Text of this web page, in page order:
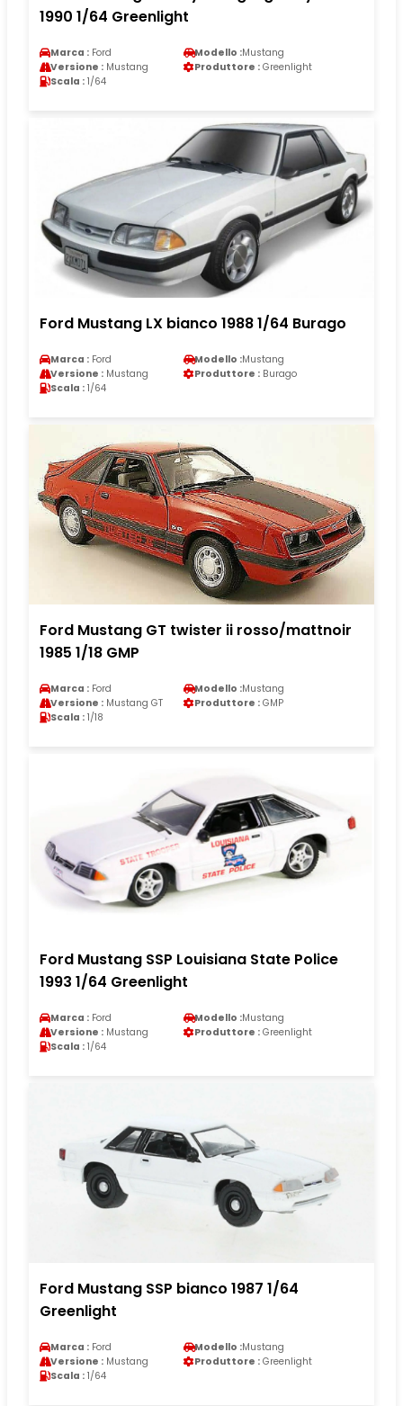
1990 1/64 Greenlight
Marca : Ford Modello :Mustang
Versione : Mustang Produttore : Greenlight
Scala : 1/64
Ford Mustang LX bianco 1988 1/64 Burago
Marca : Ford Modello :Mustang
Versione : Mustang Produttore : Burago
Scala : 1/64
Ford Mustang GT twister ii rosso/mattnoir
1985 1/18 GMP
Marca : Ford Modello :Mustang
Versione : Mustang GT Produttore : GMP
Scala : 1/18
Ford Mustang SSP Louisiana State Police
1993 1/64 Greenlight
Marca : Ford Modello :Mustang
Versione : Mustang Produttore : Greenlight
Scala : 1/64
Ford Mustang SSP bianco 1987 1/64
Greenlight
Marca : Ford Modello :Mustang
Versione : Mustang Produttore : Greenlight
Scala : 1/64